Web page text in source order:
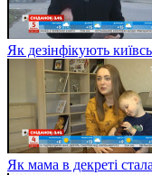
Як дезінфікують
Як мама в декреті